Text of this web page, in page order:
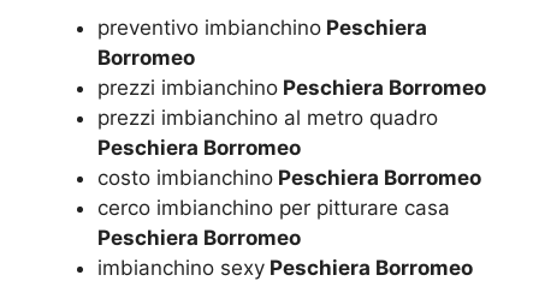
preventivo imbianchino Peschiera
Borromeo
prezzi imbianchino Peschiera Borromeo
prezzi imbianchino al metro quadro
Peschiera Borromeo
costo imbianchino Peschiera Borromeo
cerco imbianchino per pitturare casa
Peschiera Borromeo
imbianchino sexy Peschiera Borromeo